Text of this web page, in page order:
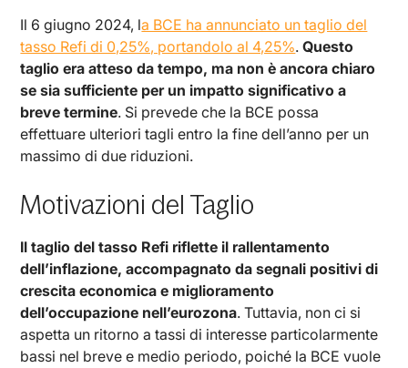
Il 6 giugno 2024, la BCE ha annunciato un taglio del
tasso Refi di 0,25%, portandolo al 4,25%.Questo
taglio era atteso da tempo, ma non è ancora chiaro
se sia sufficiente per un impatto significativo a
breve termine. Si prevede che la BCE possa
effettuare ulteriori tagli entro la fine dell’anno per un
massimo di due riduzioni.
Motivazioni del Taglio
Il taglio del tasso Refi riflette il rallentamento
dell’inflazione, accompagnato da segnali positivi di
crescita economica e miglioramento
dell’occupazione nell’eurozona. Tuttavia, non ci si
aspetta un ritorno a tassi di interesse particolarmente
bassi nel breve e medio periodo, poiché la BCE vuole